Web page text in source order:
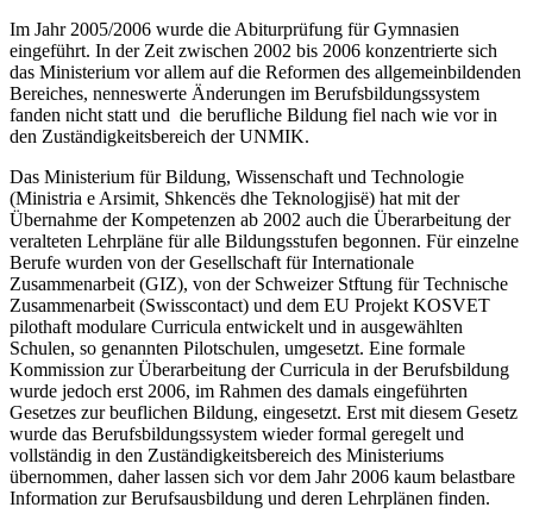
Im Jahr 2005/2006 wurde die Abiturprüfung für Gymnasien
eingeführt. In der Zeit zwischen 2002 bis 2006 konzentrierte sich
das Ministerium vor allem auf die Reformen des allgemeinbildenden
Bereiches, nenneswerte Änderungen im Berufsbildungssystem
fanden nicht statt und die berufliche Bildung fiel nach wie vor in
den Zuständigkeitsbereich der UNMIK.
Das Ministerium für Bildung, Wissenschaft und Technologie
(Ministria e Arsimit, Shkencës dhe Teknologjisë) hat mit der
Übernahme der Kompetenzen ab 2002 auch die Überarbeitung der
veralteten Lehrpläne für alle Bildungsstufen begonnen. Für einzelne
Berufe wurden von der Gesellschaft für Internationale
Zusammenarbeit (GIZ), von der Schweizer Stftung für Technische
Zusammenarbeit (Swisscontact) und dem EU Projekt KOSVET
pilothaft modulare Curricula entwickelt und in ausgewählten
Schulen, so genannten Pilotschulen, umgesetzt. Eine formale
Kommission zur Überarbeitung der Curricula in der Berufsbildung
wurde jedoch erst 2006, im Rahmen des damals eingeführten
Gesetzes zur beuflichen Bildung, eingesetzt. Erst mit diesem Gesetz
wurde das Berufsbildungssystem wieder formal geregelt und
vollständig in den Zuständigkeitsbereich des Ministeriums
übernommen, daher lassen sich vor dem Jahr 2006 kaum belastbare
Information zur Berufsausbildung und deren Lehrplänen finden.